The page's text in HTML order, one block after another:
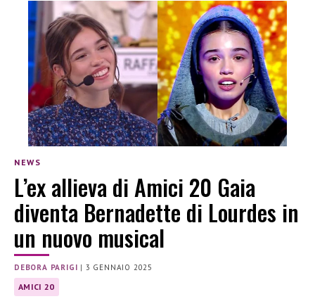
NEWS
L’ex allieva di Amici 20 Gaia
diventa Bernadette di Lourdes in
un nuovo musical
DEBORA PARIGI | 3 GENNAIO 2025
AMICI 20